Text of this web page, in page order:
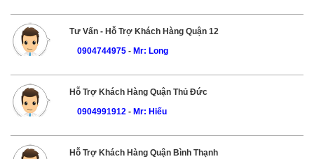
Tư Vấn - Hỗ Trợ Khách Hàng Quận 12
0904744975- Mr: Long
Hỗ Trợ Khách Hàng Quận Thủ Đức
0904991912 - Mr: Hiếu
Hỗ Trợ Khách Hàng Quận Bình Thạnh